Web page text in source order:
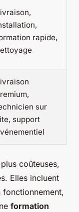
rapide,
sur
support
coûteuses,
Elles incluent
formation